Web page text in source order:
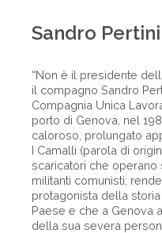
Sandro Pertini
“Non è il presidente
il compagno Sandro
Compagnia Unica
porto di Genova, nel
caloroso, prolungato
I Camalli (parola di
scaricatori che operano
militanti comunisti,
protagonista della
Paese e che a Genova
della sua severa